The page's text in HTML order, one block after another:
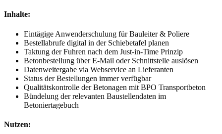
Inhalte:
Eintägige Anwenderschulung für Bauleiter & Poliere
Bestellabrufe digital in der Schiebetafel planen
Taktung der Fuhren nach dem Just-in-Time Prinzip
Betonbestellung über E-Mail oder Schnittstelle auslösen
Datenweitergabe via Webservice an Lieferanten
Status der Bestellungen immer verfügbar
Qualitätskontrolle der Betonagen mit BPO Transportbeton
Bündelung der relevanten Baustellendaten im
Betoniertagebuch
Nutzen: